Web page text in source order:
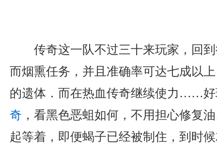
传奇这一队不过三十来玩家，回
而烟熏任务，并且准确率可达七成以
的遗体．而在热血传奇继续使力……
奇 ，看黑色恶蛆如何，不用担心修
起等着，即便蝎子已经被制住，到时